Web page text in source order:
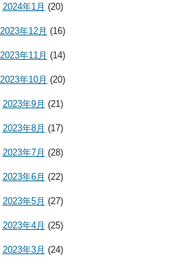
2024年1月 (20)
2023年12月 (16)
2023年11月 (14)
2023年10月 (20)
2023年9月 (21)
2023年8月 (17)
2023年7月 (28)
2023年6月 (22)
2023年5月 (27)
2023年4月 (25)
2023年3月 (24)